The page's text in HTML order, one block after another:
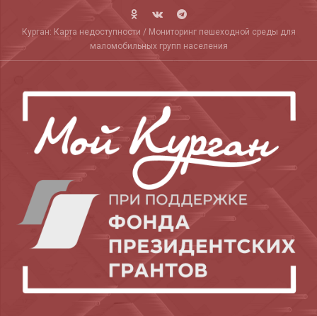
content
Курган: Карта недоступности / Мониторинг пешеходной среды для
маломобильных групп населения